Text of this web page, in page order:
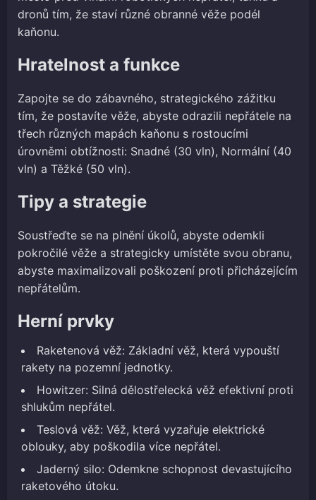
dronů tím, že staví různé obranné věže podél
kaňonu.
Hratelnost a funkce
Zapojte se do zábavného, strategického zážitku
tím, že postavíte věže, abyste odrazili nepřátele na
třech různých mapách kaňonu s rostoucími
úrovněmi obtížnosti: Snadné (30 vln), Normální (40
vln) a Těžké (50 vln).
Tipy a strategie
Soustřeďte se na plnění úkolů, abyste odemkli
pokročilé věže a strategicky umístěte svou obranu,
abyste maximalizovali poškození proti přicházejícím
nepřátelům.
Herní prvky
Raketenová věž: Základní věž, která vypouští
rakety na pozemní jednotky.
Howitzer: Silná dělostřelecká věž efektivní proti
shlukům nepřátel.
Teslová věž: Věž, která vyzařuje elektrické
oblouky, aby poškodila více nepřátel.
Jaderný silo: Odemkne schopnost devastujícího
raketového útoku.